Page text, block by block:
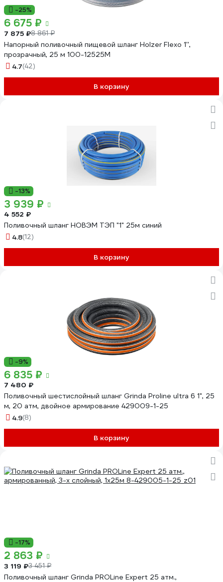
-25%
6 675 ₽
7 875 ₽8 861 ₽
Напорный поливочный пищевой шланг Holzer Flexo 1'',
прозрачный, 25 м 100-12525M
4.7(42)
В корзину
-13%
3 939 ₽
4 552 ₽
Поливочный шланг НОВЭМ ТЭП "1" 25м синий
4.8(12)
В корзину
-9%
6 835 ₽
7 480 ₽
Поливочный шестислойный шланг Grinda Proline ultra 6 1", 25
м, 20 атм, двойное армирование 429009-1-25
4.9(8)
В корзину
-17%
2 863 ₽
3 119 ₽3 451 ₽
Поливочный шланг Grinda PROLine Expert 25 атм.,